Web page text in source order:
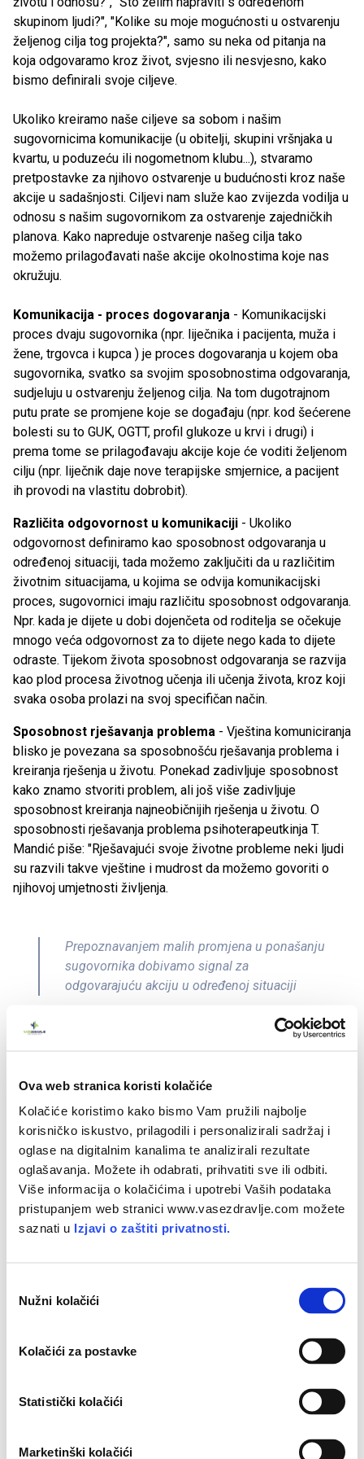
Ova web stranica koristi kolačiće
Kolačiće koristimo kako bismo Vam pružili najbolje
korisničko iskustvo, prilagodili i personalizirali sadržaj i
oglase na digitalnim kanalima te analizirali rezultate
oglašavanja. Možete ih odabrati, prihvatiti sve ili odbiti.
Više informacija o kolačićima i upotrebi Vaših podataka
pristupanjem web stranici www.vasezdravlje.com možete
saznati u Izjavi o zaštiti privatnosti.
Nužni kolačići
Kolačići za postavke
Statistički kolačići
Marketinški kolačići
skupinom ljudi?", "Kolike su moje mogućnosti u ostvarenju
željenog cilja tog projekta?", samo su neka od pitanja na
koja odgovaramo kroz život, svjesno ili nesvjesno, kako
bismo definirali svoje ciljeve.
Ukoliko kreiramo naše ciljeve sa sobom i našim
sugovornicima komunikacije (u obitelji, skupini vršnjaka u
kvartu, u poduzeću ili nogometnom klubu...), stvaramo
pretpostavke za njihovo ostvarenje u budućnosti kroz naše
akcije u sadašnjosti. Ciljevi nam služe kao zvijezda vodilja u
odnosu s našim sugovornikom za ostvarenje zajedničkih
planova. Kako napreduje ostvarenje našeg cilja tako
možemo prilagođavati naše akcije okolnostima koje nas
okružuju.
Komunikacija - proces dogovaranja - Komunikacijski
proces dvaju sugovornika (npr. liječnika i pacijenta, muža i
žene, trgovca i kupca ) je proces dogovaranja u kojem oba
sugovornika, svatko sa svojim sposobnostima odgovaranja,
sudjeluju u ostvarenju željenog cilja. Na tom dugotrajnom
putu prate se promjene koje se događaju (npr. kod šećerene
bolesti su to GUK, OGTT, profil glukoze u krvi i drugi) i
prema tome se prilagođavaju akcije koje će voditi željenom
cilju (npr. liječnik daje nove terapijske smjernice, a pacijent
ih provodi na vlastitu dobrobit).
Različita odgovornost u komunikaciji - Ukoliko
odgovornost definiramo kao sposobnost odgovaranja u
određenoj situaciji, tada možemo zaključiti da u različitim
životnim situacijama, u kojima se odvija komunikacijski
proces, sugovornici imaju različitu sposobnost odgovaranja.
Npr. kada je dijete u dobi dojenčeta od roditelja se očekuje
mnogo veća odgovornost za to dijete nego kada to dijete
odraste. Tijekom života sposobnost odgovaranja se razvija
kao plod procesa životnog učenja ili učenja života, kroz koji
svaka osoba prolazi na svoj specifičan način.
Sposobnost rješavanja problema - Vještina komuniciranja
blisko je povezana sa sposobnošću rješavanja problema i
kreiranja rješenja u životu. Ponekad zadivljuje sposobnost
kako znamo stvoriti problem, ali još više zadivljuje
sposobnost kreiranja najneobičnijih rješenja u životu. O
sposobnosti rješavanja problema psihoterapeutkinja T.
Mandić piše: "Rješavajući svoje životne probleme neki ljudi
su razvili takve vještine i mudrost da možemo govoriti o
njihovoj umjetnosti življenja.
Prepoznavanjem malih promjena u ponašanju
sugovornika dobivamo signal za
odgovarajuću akciju u određenoj situaciji
To nikako ne znači da oni nemaju problema niti da su ih
čak i kada su jako teški, mučni i zaštrašujući u principu
postaju rješivi. Ne radi se o pukim, površnim stilskim
vježbama. Njihova rješenja pronalaze i vode računa o onom
duboko ljudskom u sebi i u drugim ljudima, a sama rješenja
u nekim fazama sadrže predivne elemente individualnog
stvaranja i zadovoljstva. Umjetnost življenja se, vjerojatno iz
iskustva prethodnih izbora, izgrađuje i vježba, a tolerantna
je prema nekim izvanjskim i unutarnjim ograničenjima i
I za kraj, misao jednog uspješnog komunikatora: "Dobivate
ono na što se usredotočite."
"osoba s najvećom fleksibilnošću kontrolira sustav." Što
osoba ima veću fleksibilnost, to ima veću sposobnost
odabira željenog ponašanja, u tom trenutku najbolje moguće